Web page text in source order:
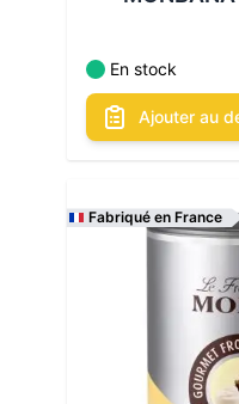
En stock
Ajouter au
Fabriqué en France
Les